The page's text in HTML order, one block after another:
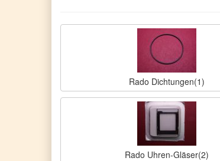
Rado Dichtungen(1)
Rado Uhren-Gläser(2)